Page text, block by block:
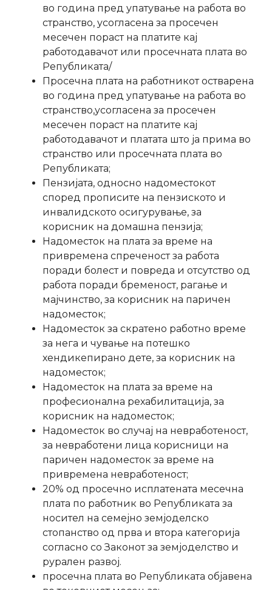
во година пред упатување на работа во
странство, усогласена за просечен
месечен пораст на платите кај
работодавачот или просечната плата во
Републиката/
Просечна плата на работникот остварена
во година пред упатување на работа во
странство,усогласена за просечен
месечен пораст на платите кај
работодавачот и платата што ја прима во
странство или просечната плата во
Републиката;
Пензијата, односно надоместокот
според прописите на пензиското и
инвалидското осигурување, за
корисник на домашна пензија;
Надоместок на плата за време на
привремена спреченост за работа
поради болест и повреда и отсутство од
работа поради бременост, рагање и
мајчинство, за корисник на паричен
надоместок;
Надоместок за скратено работно време
за нега и чување на потешко
хендикепирано дете, за корисник на
надоместок;
Надоместок на плата за време на
професионална рехабилитација, за
корисник на надоместок;
Надоместок во случај на невработеност,
за невработени лица корисници на
паричен надоместок за време на
привремена невработеност;
20% од просечно исплатената месечна
плата по работник во Републиката за
носител на семејно земјоделско
стопанство од прва и втора категорија
согласно со Законот за земјоделство и
рурален развој.
просечна плата во Републиката објавена